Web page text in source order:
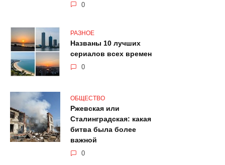
0
РАЗНОЕ
Названы 10 лучших
сериалов всех времен
0
ОБЩЕСТВО
Ржевская или
Сталинградская: какая
битва была более
важной
0